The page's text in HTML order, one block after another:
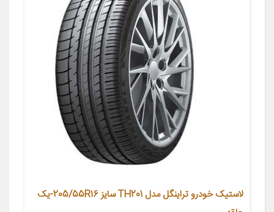
لاستیک خودرو تراینگل مدل TH201 سایز 205/55R16-یک